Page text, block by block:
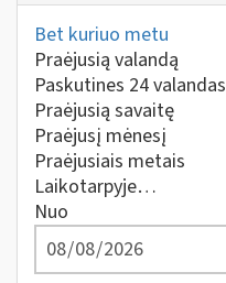
Bet kuriuo metu
Praėjusią valandą
Paskutines 24 valandas
Praėjusią savaitę
Praėjusį mėnesį
Praėjusiais metais
Laikotarpyje…
Nuo